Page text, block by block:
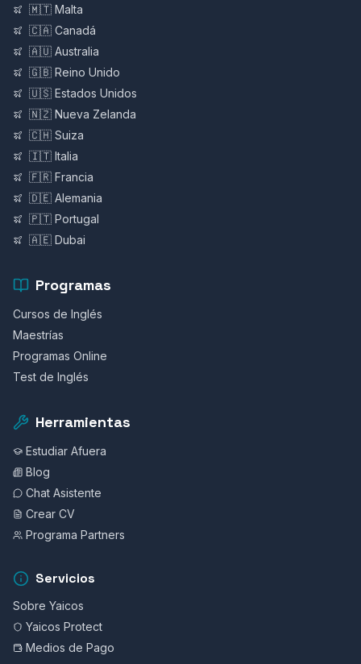
🇲🇹 Malta
🇨🇦 Canadá
🇦🇺 Australia
🇬🇧 Reino Unido
🇺🇸 Estados Unidos
🇳🇿 Nueva Zelanda
🇨🇭 Suiza
🇮🇹 Italia
🇫🇷 Francia
🇩🇪 Alemania
🇵🇹 Portugal
🇦🇪 Dubai
Programas
Cursos de Inglés
Maestrías
Programas Online
Test de Inglés
Herramientas
Estudiar Afuera
Blog
Chat Asistente
Crear CV
Programa Partners
Servicios
Sobre Yaicos
Yaicos Protect
Medios de Pago